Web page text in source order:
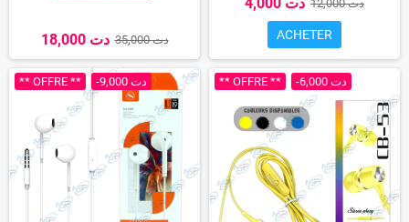
18,000 دت 35,000 دت
12,000 دت
ACHETER
** OFFRE ** -9,000 دت ** OFFRE ** -6,000 دت